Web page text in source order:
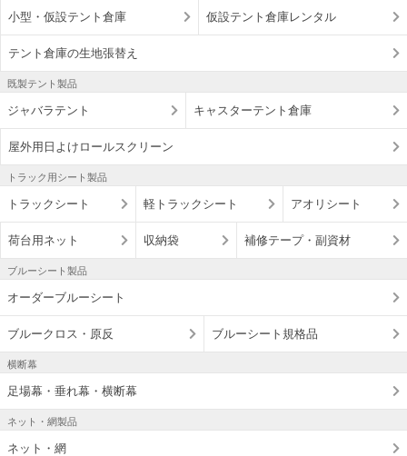
小型・仮設テント倉庫 仮設テント倉庫レンタル
テント倉庫の生地張替え
既製テント製品
ジャバラテント キャスターテント倉庫
屋外用日よけロールスクリーン
トラック用シート製品
トラックシート 軽トラックシート アオリシート
荷台用ネット 収納袋 補修テープ・副資材
ブルーシート製品
オーダーブルーシート
ブルークロス・原反 ブルーシート規格品
横断幕
足場幕・垂れ幕・横断幕
ネット・網製品
ネット・網